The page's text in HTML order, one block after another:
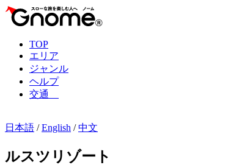
TOP
エリア
ジャンル
ヘルプ
交通
日本語 /English /中文
ルスツリゾート